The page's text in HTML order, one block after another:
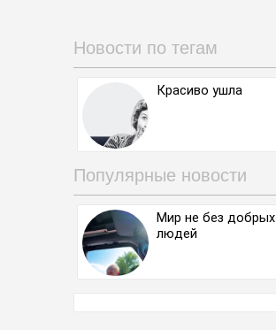
Новости по тегам
Красиво ушла
Популярные новости
Мир не без добрых
людей